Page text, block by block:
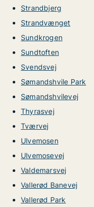
Strandbjerg
Strandvænget
Sundkrogen
Sundtoften
Svendsvej
Sømandshvile Park
Sømandshvilevej
Thyrasvej
Tværvej
Ulvemosen
Ulvemosevej
Valdemarsvej
Vallerød Banevej
Vallerød Park